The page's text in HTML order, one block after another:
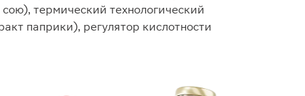
термический технологический
паприки), регулятор кислотности